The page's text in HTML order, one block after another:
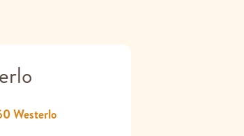
Westerlo